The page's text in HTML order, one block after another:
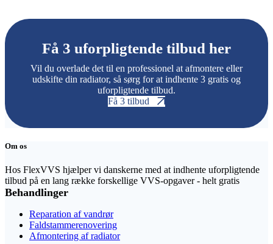
Få 3 uforpligtende tilbud her
Vil du overlade det til en professionel at afmontere eller
udskifte din radiator, så sørg for at indhente 3 gratis og
uforpligtende tilbud.
Få 3 tilbud
Om os
Hos FlexVVS hjælper vi danskerne med at indhente uforpligtende
tilbud på en lang række forskellige VVS-opgaver - helt gratis
Behandlinger
Reparation af vandrør
Faldstammerenovering
Afmontering af radiator